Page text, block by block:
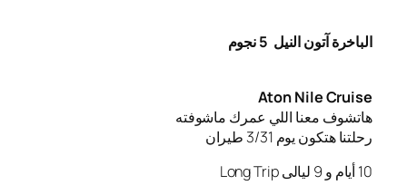
الباخرة آتون النيل
Aton Nile Cruise
هاتشوف معنا اللي عمرك ماشوفته
رحلتنا هتكون يوم 3/31 طيران
10 أيام و 9 ليالى Long Trip